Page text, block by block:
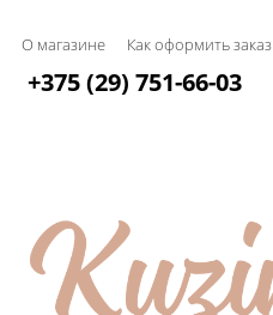
О магазине Как оформить заказ
+375 (29) 751-66-03